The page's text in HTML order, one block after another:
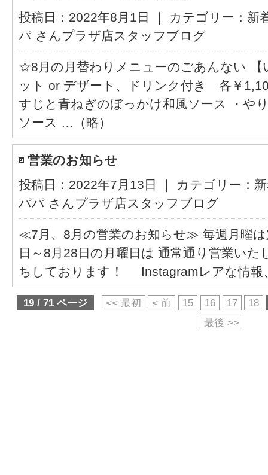
投稿日：2022年8月1日 ｜ カテゴリー： 新
パ さんプラザ店スタッフブログ
☆8月の月替わりメニューのごあんない 【
ット or デザート、ドリンク付き 各￥
すじと青ねぎのぼっかけ和風ソース ・や
ソース …（略）
営業のお知らせ
投稿日：2022年7月13日 ｜ カテゴリー：
パパ さんプラザ店スタッフブログ
≪7月、8月の営業のお知らせ≫ 毎週月曜
日～8月28日の月曜日は 通常通り営業い
ちしております！ Instagramレアな情報
19 / 71 ページ << 最初 < 前 15 16 17
18
最後 >>